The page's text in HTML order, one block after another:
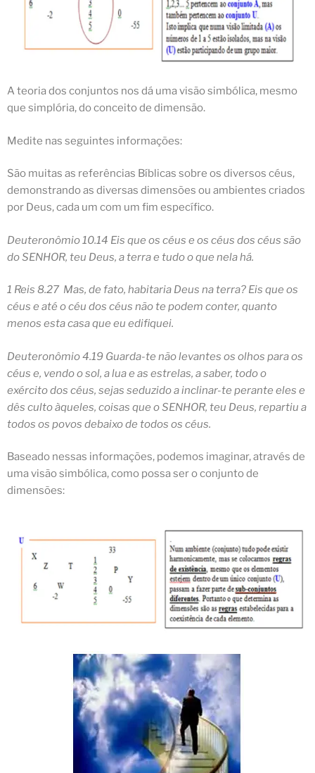
A teoria dos conjuntos nos dá uma visão simbólica, mesmo
que simplória, do conceito de dimensão.
Medite nas seguintes informações:
São muitas as referências Bíblicas sobre os diversos céus,
demonstrando as diversas dimensões ou ambientes criados
por Deus, cada um com um fim específico.
Deuteronômio 10.14 Eis que os céus e os céus dos céus são
do SENHOR, teu Deus, a terra e tudo o que nela há.
1 Reis 8.27 Mas, de fato, habitaria Deus na terra? Eis que os
céus e até o céu dos céus não te podem conter, quanto
menos esta casa que eu edifiquei.
Deuteronômio 4.19 Guarda-te não levantes os olhos para os
céus e, vendo o sol, a lua e as estrelas, a saber, todo o
exército dos céus, sejas seduzido a inclinar-te perante eles e
dês culto àqueles, coisas que o SENHOR, teu Deus, repartiu a
todos os povos debaixo de todos os céus.
Baseado nessas informações, podemos imaginar, através de
uma visão simbólica, como possa ser o conjunto de
dimensões: